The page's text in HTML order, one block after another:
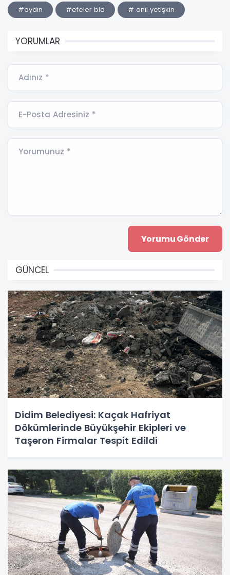
#aydın #efeler bld # anıl yetişkin
YORUMLAR
Adınız *
E-Posta Adresiniz *
Yorumunuz *
GÜNCEL
Didim Belediyesi: Kaçak Hafriyat
Dökümlerinde Büyükşehir Ekipleri ve
Taşeron Firmalar Tespit Edildi